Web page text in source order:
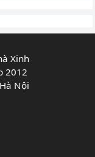
Xinh
2012
Nội